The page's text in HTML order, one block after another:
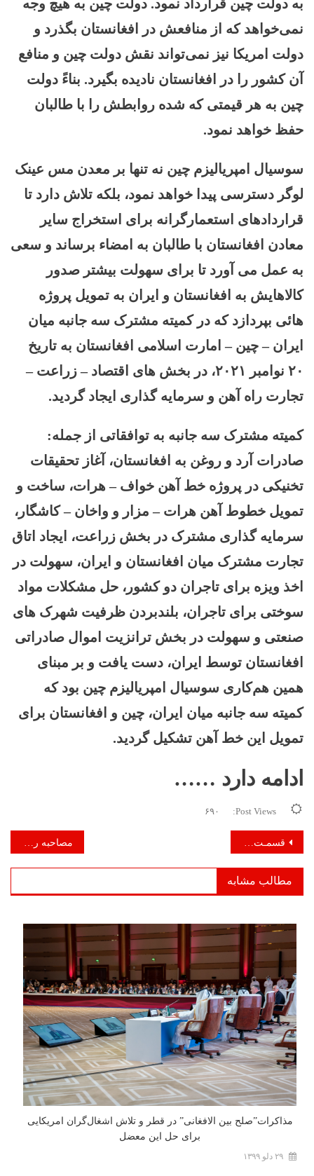
به دولت چین قرارداد نمود. دولت چین به هیچ وجه
نمی‌خواهد که از منافعش در افغانستان بگذرد و
دولت امریکا نیز نمی‌تواند نقش دولت چین و منافع
آن کشور را در افغانستان نادیده بگیرد. بناءً دولت
چین به هر قیمتی که شده روابطش را با طالبان
حفظ خواهد نمود.
سوسیال امپریالیزم چین نه تنها بر معدن مس عینک
لوگر دسترسی پیدا خواهد نمود، بلکه تلاش دارد تا
قراردادهای استعمارگرانه برای استخراج سایر
معادن افغانستان با طالبان به امضاء برساند و سعی
به عمل می آورد تا برای سهولت بیشتر صدور
کالاهایش به افغانستان و ایران به تمویل پروژه
هائی بپردازد که در کمیته مشترک سه جانبه میان
ایران–چین–امارت اسلامی افغانستان به تاریخ
۲۰ نوامبر ۲۰۲۱، در بخش های اقتصاد
–زراعت–
تجارت راه آهن و سرمایه گذاری ایجاد گردید.
کمیته مشترک سه جانبه به توافقاتی از جمله:
صادرات آرد و روغن به افغانستان، آغاز تحقیقات
تخنیکی در پروژه خط آهن خواف – هرات، ساخت و
تمویل خطوط آهن هرات – مزار و واخان – کاشگار،
سرمایه گذاری مشترک در بخش زراعت، ایجاد اتاق
تجارت مشترک میان افغانستان و ایران، سهولت در
اخذ ویزه برای تاجران دو کشور، حل مشکلات مواد
سوختی برای تاجران، بلندبردن ظرفیت شهرک های
صنعتی و سهولت در بخش ترانزیت اموال صادراتی
افغانستان توسط ایران، دست یافت و بر مبنای
همین هم‌کاری سوسیال امپریالیزم چین بود که
کمیته سه جانبه میان ایران، چین و افغانستان برای
تمویل این خط آهن تشکیل گردید.
ادامه دارد ……
Post Views: ۶۹۰
راهبری
نوشته
قسمـت چهـارم: روابـط روسیـه بـا طـالبـان
مطالب مشابه
مذاکرات”صلح بین الافغانی” در قطر و تلاش اشغال‌گران امریکایی
برای حل این معضل
۲۹ دلو ۱۳۹۹